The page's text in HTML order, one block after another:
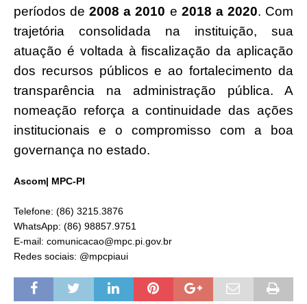
períodos de2008 a 2010 e 2018 a 2020. Com
trajetória consolidada na instituição, sua
atuação é voltada à fiscalização da aplicação
dos recursos públicos e ao fortalecimento da
transparência na administração pública. A
nomeação reforça a continuidade das ações
institucionais e o compromisso com a boa
governança no estado.
Ascom| MPC-PI
Telefone: (86) 3215.3876
WhatsApp: (86) 98857.9751
E-mail: comunicacao@mpc.pi.gov.br
Redes sociais: @mpcpiaui